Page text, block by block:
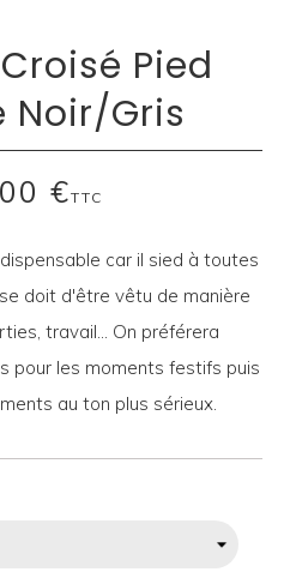
Pied
Noir/Gris
€TTC
car il sied à toutes
doit d'être vêtu de manière
travail... On préférera
pour les moments festifs puis
au ton plus sérieux.